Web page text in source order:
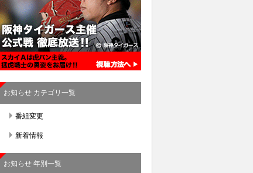
お知らせ カテゴリ一覧
番組変更
新着情報
お知らせ 年別一覧